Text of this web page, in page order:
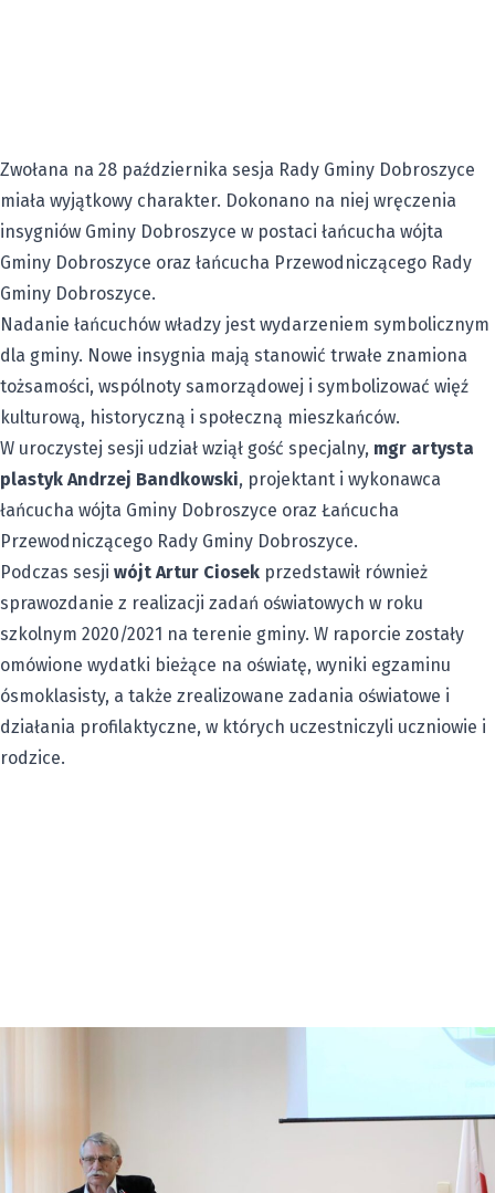
Zwołana na 28 października sesja Rady Gminy Dobroszyce
miała wyjątkowy charakter. Dokonano na niej wręczenia
insygniów Gminy Dobroszyce w postaci łańcucha wójta
Gminy Dobroszyce oraz łańcucha Przewodniczącego Rady
Gminy Dobroszyce.
Nadanie łańcuchów władzy jest wydarzeniem symbolicznym
dla gminy. Nowe insygnia mają stanowić trwałe znamiona
tożsamości, wspólnoty samorządowej i symbolizować więź
kulturową, historyczną i społeczną mieszkańców.
W uroczystej sesji udział wziął gość specjalny, mgr artysta
plastyk Andrzej Bandkowski, projektant i wykonawca
łańcucha wójta Gminy Dobroszyce oraz Łańcucha
Przewodniczącego Rady Gminy Dobroszyce.
Podczas sesji wójt Artur Ciosek przedstawił również
sprawozdanie z realizacji zadań oświatowych w roku
szkolnym 2020/2021 na terenie gminy. W raporcie zostały
omówione wydatki bieżące na oświatę, wyniki egzaminu
ósmoklasisty, a także zrealizowane zadania oświatowe i
działania profilaktyczne, w których uczestniczyli uczniowie i
rodzice.